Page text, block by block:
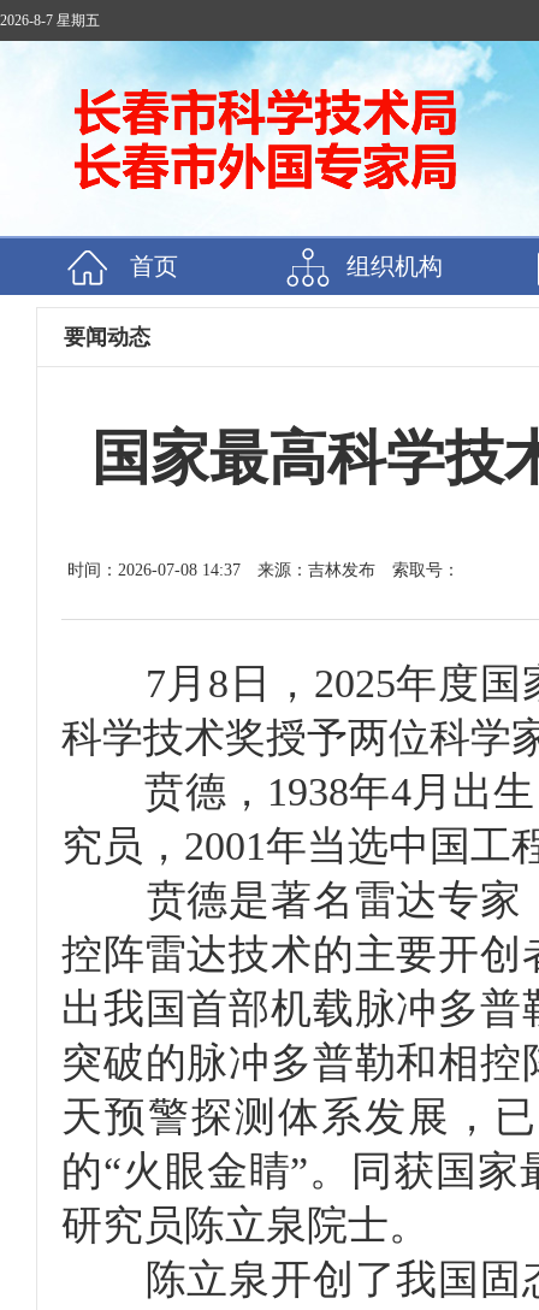
2026-8-7 星期五
首页 组织机构
要闻动态
国家最高科学技
时间：2026-07-08 14:37 来源：吉林发布 索取号：
7月8日，2025年度国
科学技术奖授予两位科学
贲德，1938年4月出生
究员，2001年当选中国工
贲德是著名雷达专家
控阵雷达技术的主要开
出我国首部机载脉冲多
突破的脉冲多普勒和相
天预警探测体系发展，
的“火眼金睛”。同获国
研究员陈立泉院士。
陈立泉开创了我国固